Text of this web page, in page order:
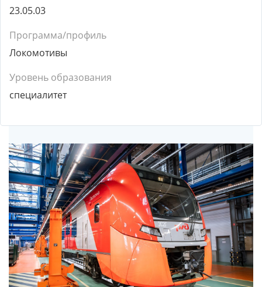
23.05.03
Программа/профиль
Локомотивы
Уровень образования
специалитет